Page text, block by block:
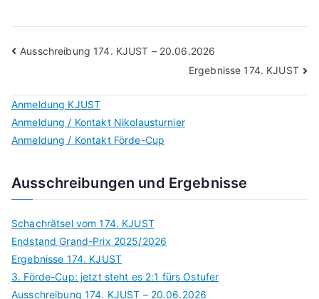
Beitragsnavigation
Ausschreibung 174. KJUST – 20.06.2026
Ergebnisse 174. KJUST
Anmeldung KJUST
Anmeldung / Kontakt Nikolausturnier
Anmeldung / Kontakt Förde-Cup
Ausschreibungen und Ergebnisse
Schachrätsel vom 174. KJUST
Endstand Grand-Prix 2025/2026
Ergebnisse 174. KJUST
3. Förde-Cup: jetzt steht es 2:1 fürs Ostufer
Ausschreibung 174. KJUST – 20.06.2026